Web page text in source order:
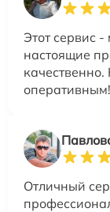
Этот сервис
настоящие
оперативным!
Отличный